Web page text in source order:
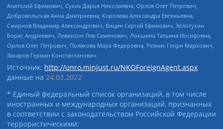
Анатолий Ефимович, Сухих Дарья Николаевна, Орлов Олег Петрович,
Добровольская Анна Дмитриевна, Королева Александра Евгеньевна,
Смирнов Владимир Александрович, Вицин Сергей Ефимович, Золотухин
Борис Андреевич, Левинсон Лев Семенович, Локшина Татьяна Иосифовна,
Орлов Олег Петрович, Полякова Мара Федоровна, Резник Генри Маркович,
Захаров Герман Константинович
Источник: http://unro.minjust.ru/NKOForeignAgent.aspx
данные на 24.03.2022
* Единый федеральный список организаций, в том числе
иностранных и международных организаций, признанных
в соответствии с законодательством Российской Федерации
террористическими: